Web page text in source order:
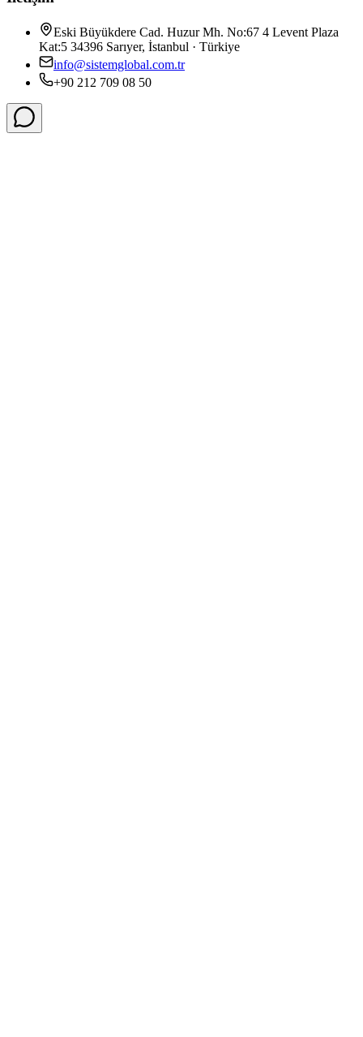
Eski Büyükdere Cad. Huzur Mh. No:67 4 Levent Plaza
Kat:5 34396 Sarıyer, İstanbul · Türkiye
info@sistemglobal.com.tr
+90 212 709 08 50